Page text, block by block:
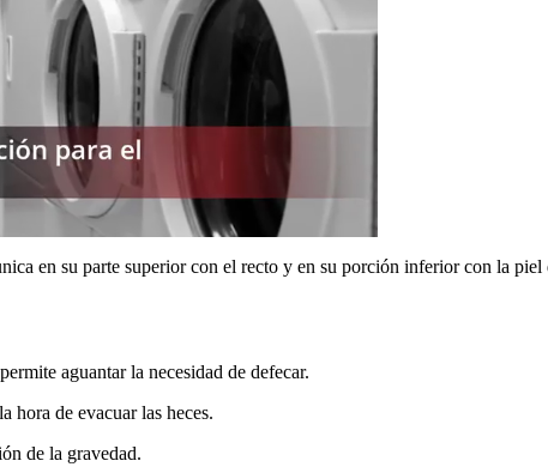
en su parte superior con el recto y en su porción inferior con la
aguantar la necesidad de defecar.
hora de evacuar las heces.
de la gravedad.